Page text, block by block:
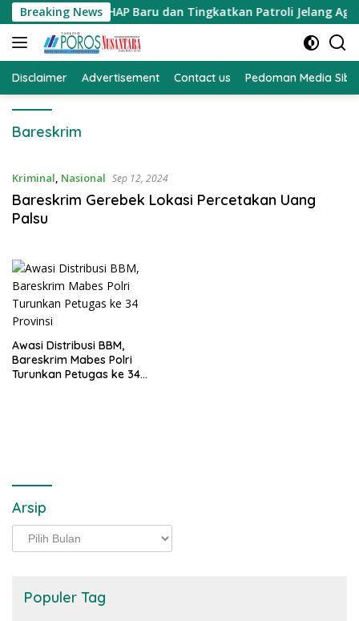
Langsung
ke
konten
Breaking NewsKUHAP Baru dan Tingkatkan Patroli Jelang
Disclaimer Advertisement Contact us Pedoman Media
Bareskrim
Kriminal, Nasional Sep 12, 2024
Bareskrim Gerebek Lokasi Percetakan Uang
Palsu
Awasi Distribusi BBM,
Bareskrim Mabes Polri
Turunkan Petugas ke 34
Arsip
Arsip
Populer Tag